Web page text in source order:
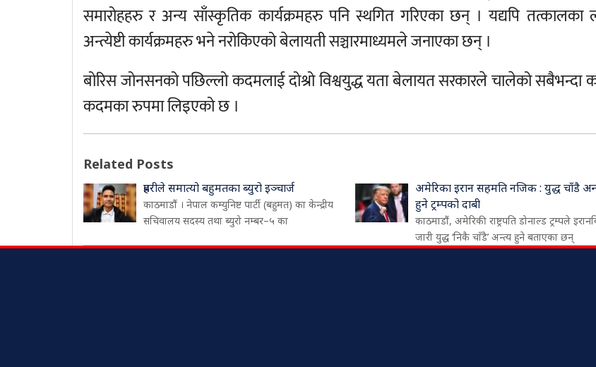
समारोहहरु र अन्य साँस्कृतिक कार्यक्रमहरु पनि स्थगित गरिएका छन् । यद्यपि तत्कालका
अन्त्येष्टी कार्यक्रमहरु भने नरोकिएको बेलायती सञ्चारमाध्यमले जनाएका छन् ।
बोरिस जोनसनको पछिल्लो कदमलाई दोश्रो विश्वयुद्ध यता बेलायत सरकारले चालेको सबैभन्दा
कदमका रुपमा लिइएको छ ।
Related Posts
प्रहरीले समात्यो बहुमतका ब्युरो इञ्चार्ज
काठमाडौं । नेपाल कम्युनिष्ट पार्टी (बहुमत) का केन्द्रीय
सचिवालय सदस्य तथा ब्युरो नम्बर–५ का
अमेरिका इरान सहमति नजिक : युद्ध चाँडै
हुने ट्रम्पको दाबी
काठमाडौं, अमेरिकी राष्ट्रपति डोनाल्ड ट्रम्पले
जारी युद्ध ‘निकै चाँडै’ अन्त्य हुने बताएका छन्